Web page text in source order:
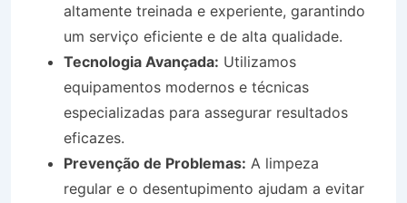
altamente treinada e experiente, garantindo
um serviço eficiente e de alta qualidade.
Tecnologia Avançada: Utilizamos
equipamentos modernos e técnicas
especializadas para assegurar resultados
eficazes.
Prevenção de Problemas: A limpeza
regular e o desentupimento ajudam a evitar